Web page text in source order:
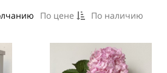
По цене По наличию